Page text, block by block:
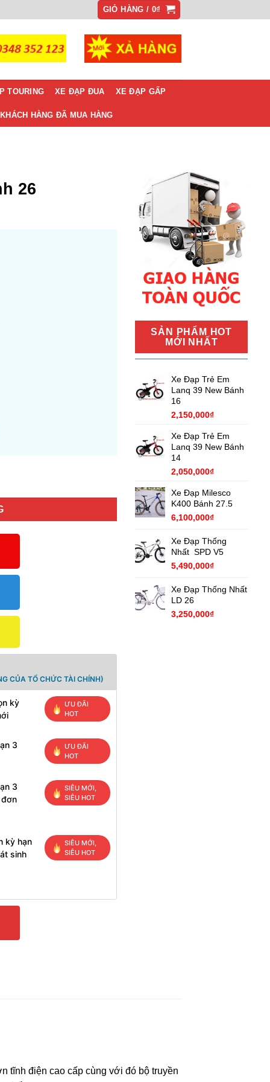
GIỎ HÀNG / 0₫
TOURING XE ĐẠP ĐUA XE ĐẠP GẤP
KHÁCH HÀNG ĐÃ MUA HÀNG
26
CỦA TỔ CHỨC TÀI CHÍNH)
kỳ
ƯU ĐÃI
HOT
3
ƯU ĐÃI
HOT
3
SIÊU MỚI,
SIÊU HOT
kỳ hạn
sinh
SIÊU MỚI,
SIÊU HOT
SẢN PHẨM HOT
MỚI NHẤT
Xe Đạp Trẻ Em
Lanq 39 New Bánh
16
2,150,000₫
Xe Đạp Trẻ Em
Lanq 39 New Bánh
14
2,050,000₫
Xe Đạp Milesco
K400 Bánh 27.5
6,100,000₫
Xe Đạp Thống
Nhất SPD V5
5,490,000₫
Xe Đạp Thống Nhất
LD 26
3,250,000₫
tĩnh điện cao cấp cùng với đó bộ truyền